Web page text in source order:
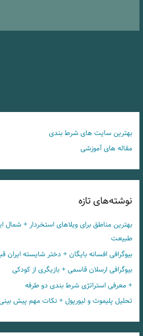
بهترین سایت های شرط بندی
مقاله های آموزشی
نوشته‌های تازه
بهترین مناطق برای ویلاهای استخردار + شمال
طبیعت
بیوگرافی افسانه بایگان + دختر شایسته ایران
بیوگرافی ارسلان قاسمی + بازیگری از کودکی
+ معرفی استراتژی شرط بندی دو طرفه
تحلیل پلیموث و لیورپول + نکات مهم پیش